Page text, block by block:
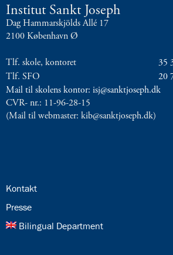
Institut Sankt Joseph
Dag Hammarskjölds Allé 17
2100 København Ø
Tlf. skole, kontoret
35
Tlf. SFO
20
Mail til skolens kontor: isj@sanktjoseph.dk
CVR- nr.: 11-96-28-15
(Mail til webmaster: kib@sanktjoseph.dk)
24.0:
Kontakt
25.0:
Presse
26.0:
Bilingual Department